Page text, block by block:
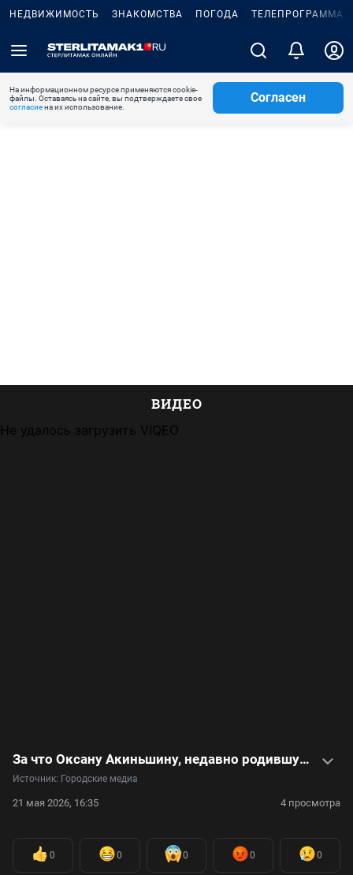
НЕДВИЖИМОСТЬ ЗНАКОМСТВА ПОГОДА ТЕЛЕПРОГРАММА
На информационном ресурсе применяются cookie-
файлы. Оставаясь на сайте, вы подтверждаете свое
согласиена их использование.
Согласен
ВИДЕО
Не удалось загрузить VIQEO
За что Оксану Акиньшину, недавно родившую сына от Козловского, называют матерью-кукушкой. Видео
Источник: Городские медиа
21 мая 2026, 16:35 4 просмотра
0 0 0 0 0